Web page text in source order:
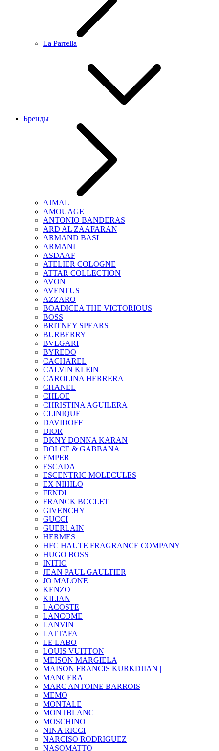
La Parrella
Бренды
AJMAL
AMOUAGE
ANTONIO BANDERAS
ARD AL ZAAFARAN
ARMAND BASI
ARMANI
ASDAAF
ATELIER COLOGNE
ATTAR COLLECTION
AVON
AVENTUS
AZZARO
BOADICEA THE VICTORIOUS
BOSS
BRITNEY SPEARS
BURBERRY
BVLGARI
BYREDO
CACHAREL
CALVIN KLEIN
CAROLINA HERRERA
CHANEL
CHLOE
CHRISTINA AGUILERA
CLINIQUE
DAVIDOFF
DIOR
DKNY DONNA KARAN
DOLCE & GABBANA
EMPER
ESCADA
ESCENTRIC MOLECULES
EX NIHILO
FENDI
FRANCK BOCLET
GIVENCHY
GUCCI
GUERLAIN
HERMES
HFC HAUTE FRAGRANCE COMPANY
HUGO BOSS
INITIO
JEAN PAUL GAULTIER
JO MALONE
KENZO
KILIAN
LACOSTE
LANCOME
LANVIN
LATTAFA
LE LABO
LOUIS VUITTON
MEISON MARGIELA
MAISON FRANCIS KURKDJIAN |
MANCERA
MARC ANTOINE BARROIS
MEMO
MONTALE
MONTBLANC
MOSCHINO
NINA RICCI
NARCISO RODRIGUEZ
NASOMATTO